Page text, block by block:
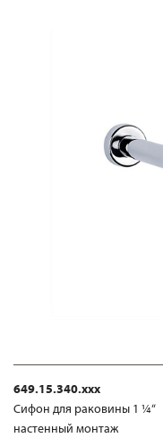
649.15.340.xxx
Сифон для раковины 1 ¼“
настенный монтаж